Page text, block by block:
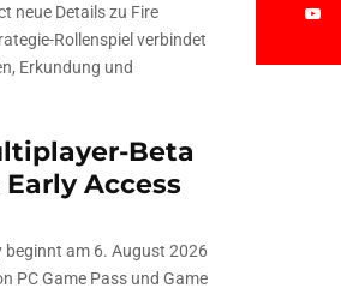
neue Details zu Fire
Rollenspiel verbindet
Erkundung und
Beta
Access
beginnt am 6. August 2026
PC Game Pass und Game